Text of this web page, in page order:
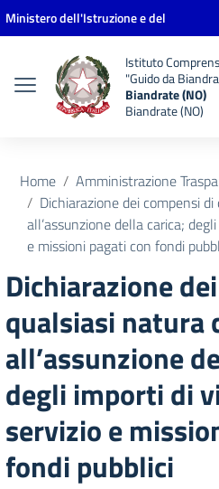
Vai ai contenuti
Vai al menu di navigazione
Vai al footer
Ministero dell'Istruzione e del
Istituto
"Guido da
Biandrate (NO)
Biandrate (NO)
Home Amministrazione
Dichiarazione dei compensi
all’assunzione della carica;
e missioni pagati con fondi
Dichiarazione
qualsiasi natura
all’assunzione
degli importi di
servizio e
fondi pubblici